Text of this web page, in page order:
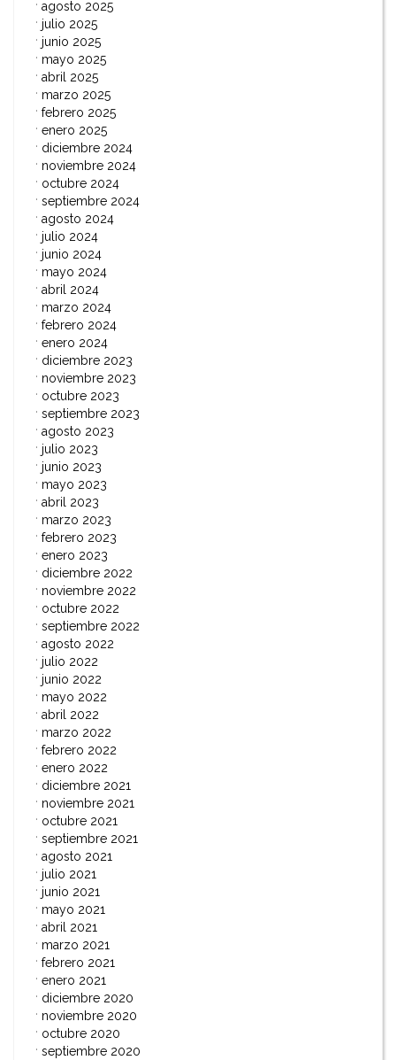
agosto 2025
julio 2025
junio 2025
mayo 2025
abril 2025
marzo 2025
febrero 2025
enero 2025
diciembre 2024
noviembre 2024
octubre 2024
septiembre 2024
agosto 2024
julio 2024
junio 2024
mayo 2024
abril 2024
marzo 2024
febrero 2024
enero 2024
diciembre 2023
noviembre 2023
octubre 2023
septiembre 2023
agosto 2023
julio 2023
junio 2023
mayo 2023
abril 2023
marzo 2023
febrero 2023
enero 2023
diciembre 2022
noviembre 2022
octubre 2022
septiembre 2022
agosto 2022
julio 2022
junio 2022
mayo 2022
abril 2022
marzo 2022
febrero 2022
enero 2022
diciembre 2021
noviembre 2021
octubre 2021
septiembre 2021
agosto 2021
julio 2021
junio 2021
mayo 2021
abril 2021
marzo 2021
febrero 2021
enero 2021
diciembre 2020
noviembre 2020
octubre 2020
septiembre 2020